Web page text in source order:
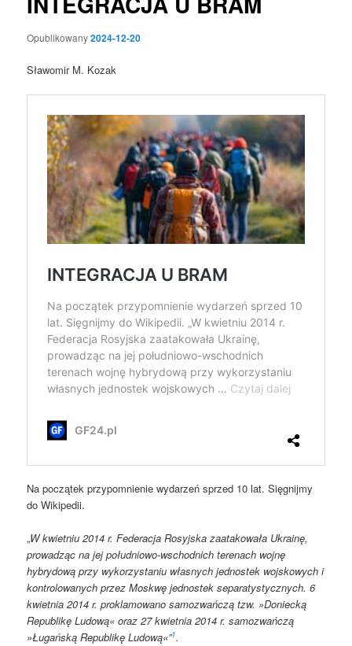
Opublikowany2024-12-20
Sławomir M. Kozak
Na początek przypomnienie wydarzeń sprzed 10 lat. Sięgnijmy
do Wikipedii.
„W kwietniu 2014 r. Federacja Rosyjska zaatakowała Ukrainę,
prowadząc na jej południowo-wschodnich terenach wojnę
hybrydową przy wykorzystaniu własnych jednostek wojskowych i
kontrolowanych przez Moskwę jednostek separatystycznych. 6
kwietnia 2014 r. proklamowano samozwańczą tzw. »Doniecką
Republikę Ludową« oraz 27 kwietnia 2014 r. samozwańczą
»Ługańską Republikę Ludową«”1.